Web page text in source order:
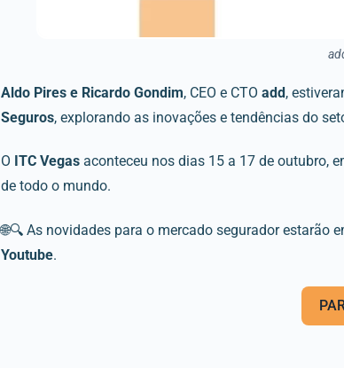
Aldo Pires e Ricardo Gondim, CEO e CTO add,
Seguros, explorando as inovações e tendências do
O ITC Vegas aconteceu nos dias 15 a 17 de outubro,
de todo o mundo.
🌐🔍 As novidades para o mercado segurador estarão
Youtube.